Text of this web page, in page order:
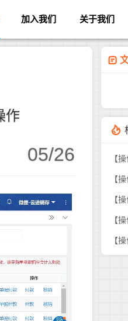
加入我们 关于我们
作
05/26